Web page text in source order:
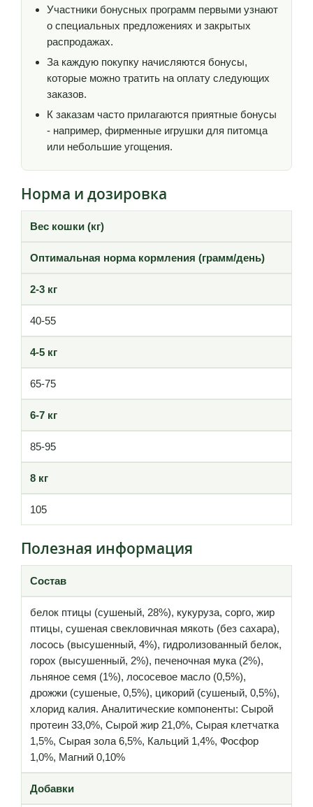
Участники бонусных программ первыми узнают
о специальных предложениях и закрытых
распродажах.
За каждую покупку начисляются бонусы,
которые можно тратить на оплату следующих
заказов.
К заказам часто прилагаются приятные бонусы
- например, фирменные игрушки для питомца
или небольшие угощения.
Норма и дозировка
Вес кошки (кг)
Оптимальная норма кормления (грамм/день)
2-3 кг
40-55
4-5 кг
65-75
6-7 кг
85-95
8 кг
105
Полезная информация
Состав
белок птицы (сушеный, 28%), кукуруза, сорго, жир
птицы, сушеная свекловичная мякоть (без сахара),
лосось (высушенный, 4%), гидролизованный белок,
горох (высушенный, 2%), печеночная мука (2%),
льняное семя (1%), лососевое масло (0,5%),
дрожжи (сушеные, 0,5%), цикорий (сушеный, 0,5%),
хлорид калия. Аналитические компоненты: Сырой
протеин 33,0%, Сырой жир 21,0%, Сырая клетчатка
1,5%, Сырая зола 6,5%, Кальций 1,4%, Фосфор
1,0%, Магний 0,10%
Добавки